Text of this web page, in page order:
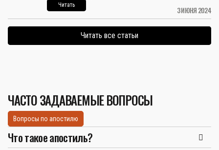
3 ИЮНЯ 2024
Читать
Читать все статьи
ЧАСТО ЗАДАВАЕМЫЕ ВОПРОСЫ
Вопросы по апостилю
Что такое апостиль?